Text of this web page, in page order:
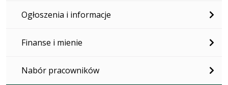
Ogłoszenia i informacje
Finanse i mienie
Nabór pracowników